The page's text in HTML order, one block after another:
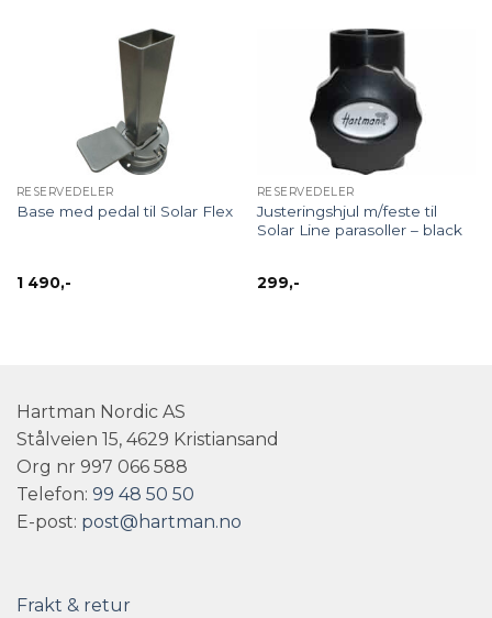
RESERVEDELER
Base med pedal til Solar Flex
1 490,-
RESERVEDELER
Justeringshjul m/feste til
Solar Line parasoller – black
299,-
Hartman Nordic AS
Stålveien 15, 4629 Kristiansand
Org nr 997 066 588
Telefon: 99 48 50 50
E-post: post@hartman.no
Frakt & retur